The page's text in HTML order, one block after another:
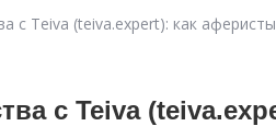
с Teiva (teiva.expert): как
с Teiva